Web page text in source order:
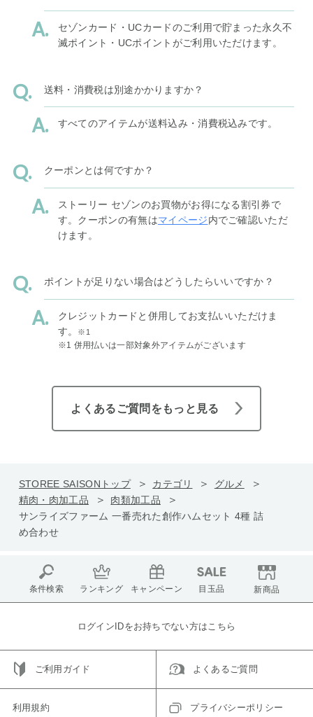
セゾンカード・UCカードのご利用で貯まった永久不
滅ポイント・UCポイントがご利用いただけます。
送料・消費税は別途かかりますか？
すべてのアイテムが送料込み・消費税込みです。
クーポンとは何ですか？
ストーリー セゾンのお買物がお得になる割引券で
す。クーポンの有無はマイページ内でご確認いただ
けます。
ポイントが足りない場合はどうしたらいいですか？
クレジットカードと併用してお支払いいただけま
す。
※1
※1 併用払いは一部対象外アイテムがございます
よくあるご質問をもっと見る
STOREE SAISONトップ カテゴリ
グルメ
精肉・肉加工品
肉類加工品
サンライズファーム 一番売れた創作ハムセット 4種 詰
め合わせ
条件検索 ランキング キャンペーン 目玉品 新商品
ログインIDをお持ちでない方はこちら
ご利用ガイド よくあるご質問
利用規約 プライバシーポリシー